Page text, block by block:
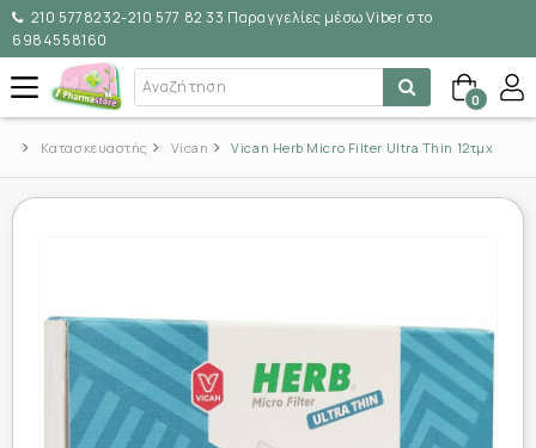
210 5778232-210 577 82 33 Παραγγελίες μέσω Viber στο
6984558160
0
Κατασκευαστής Vican Vican Herb Micro Filter Ultra Thin 12τμχ